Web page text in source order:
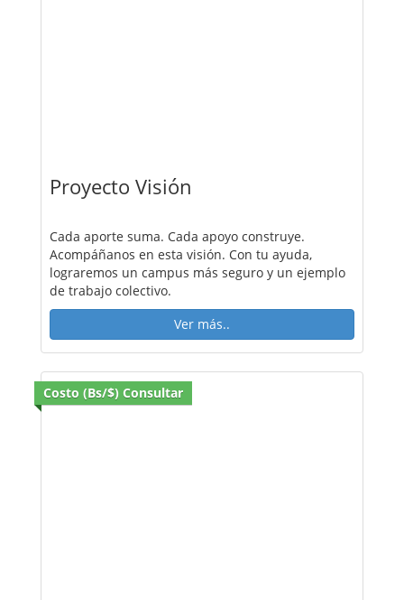
Proyecto Visión
Cada aporte suma. Cada apoyo construye.
Acompáñanos en esta visión. Con tu ayuda,
lograremos un campus más seguro y un ejemplo
de trabajo colectivo.
Ver más..
Costo (Bs/$) Consultar